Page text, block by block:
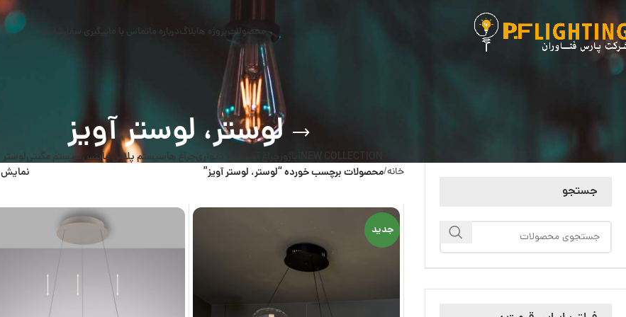
محصولات پروژه هابلاگدرباره ما تماس با ما
لوستر، لوستر آویز NEW COLLECTION سیستم پلاس ماینسسیستم مگنتیلوستر
جستجو
خانه محصولات برچسب خورده “لوستر، لوستر آویز” نمایش
جدید